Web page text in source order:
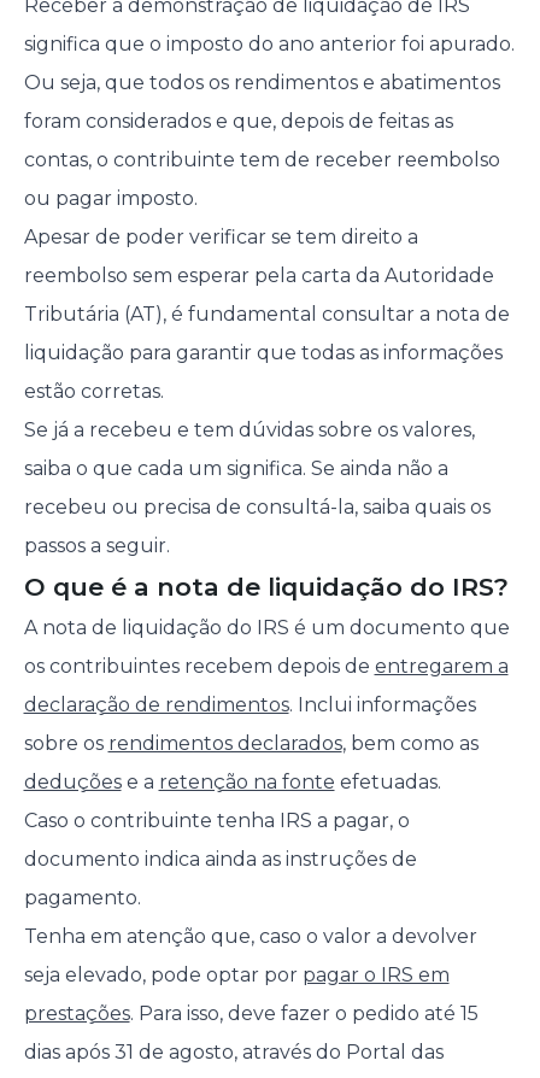
Receber a demonstração de liquidação de IRS
significa que o imposto do ano anterior foi apurado.
Ou seja, que todos os rendimentos e abatimentos
foram considerados e que, depois de feitas as
contas, o contribuinte tem de receber reembolso
ou pagar imposto.
Apesar de poder verificar se tem direito a
reembolso sem esperar pela carta da Autoridade
Tributária (AT), é fundamental consultar a nota de
liquidação para garantir que todas as informações
estão corretas.
Se já a recebeu e tem dúvidas sobre os valores,
saiba o que cada um significa. Se ainda não a
recebeu ou precisa de consultá-la, saiba quais os
passos a seguir.
O que é a nota de liquidação do IRS?
A nota de liquidação do IRS é um documento que
os contribuintes recebem depois de entregarem a
declaração de rendimentos. Inclui informações
sobre os rendimentos declarados, bem como as
deduçõese a retenção na fonte efetuadas.
Caso o contribuinte tenha IRS a pagar, o
documento indica ainda as instruções de
pagamento.
Tenha em atenção que, caso o valor a devolver
seja elevado, pode optar por pagar o IRS em
prestações. Para isso, deve fazer o pedido até 15
dias após 31 de agosto, através do Portal das